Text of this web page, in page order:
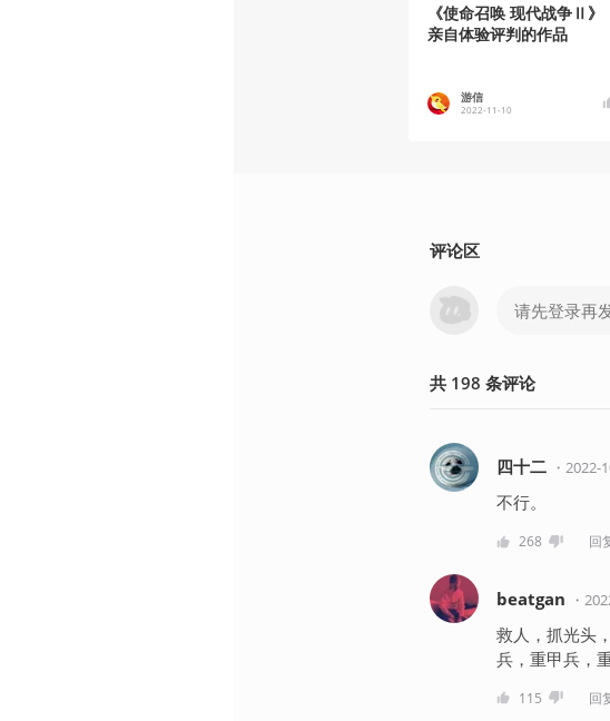
《使命召唤 现代战争Ⅱ》
亲自体验评判的作品
游信
2022-11-10
评论区
共 198 条评论
四十二 ・ 2022-
不行。
268 回
beatgan ・
救人，抓光头
兵，重甲兵，
115 回